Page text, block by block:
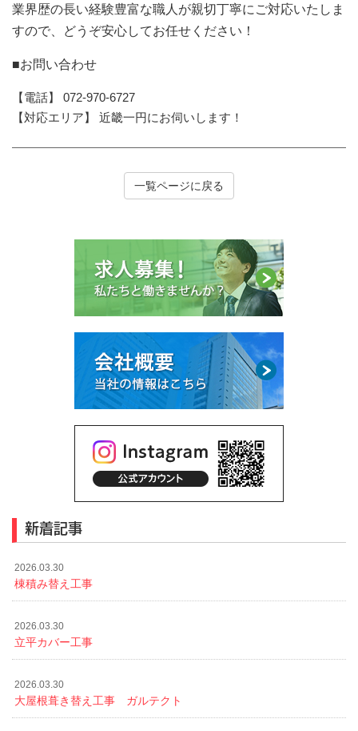
業界歴の長い経験豊富な職人が親切丁寧にご対応いたしま
すので、どうぞ安心してお任せください！
■お問い合わせ
【電話】 072-970-6727
【対応エリア】 近畿一円にお伺いします！
一覧ページに戻る
新着記事
2026.03.30
棟積み替え工事
2026.03.30
立平カバー工事
2026.03.30
大屋根葺き替え工事 ガルテクト